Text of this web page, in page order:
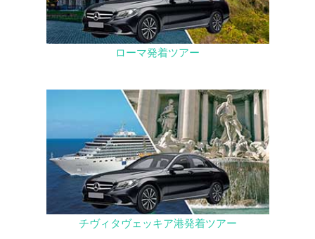
ローマ発着ツアー
チヴィタヴェッキア港発着ツアー